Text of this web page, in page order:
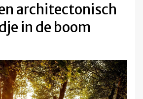
architectonisch
in de boom